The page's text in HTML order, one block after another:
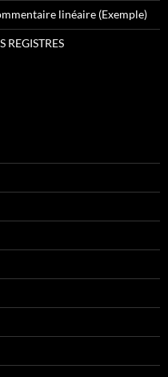
linéaire (Exemple)
REGISTRES